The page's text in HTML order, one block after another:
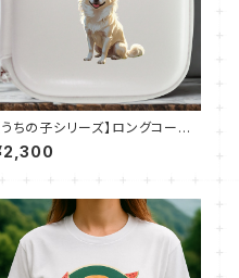
うちの子シリーズ】ロングコート
ワワ 【ホワイト】｜レザースタ
ルマルチケース（全3色）